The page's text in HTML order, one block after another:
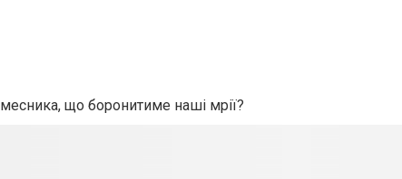
що боронитиме наші мрії?